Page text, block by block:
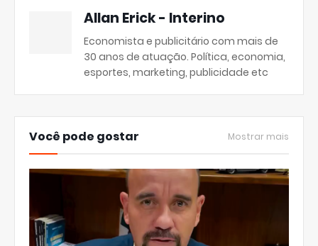
Allan Erick - Interino
Economista e publicitário com mais de
30 anos de atuação. Política, economia,
esportes, marketing, publicidade etc
Você pode gostar Mostrar mais